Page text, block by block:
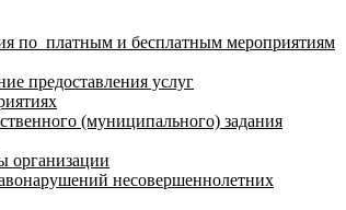
по платным и бесплатным мероприятиям
предоставления услуг
(муниципального) задания
организации
несовершеннолетних